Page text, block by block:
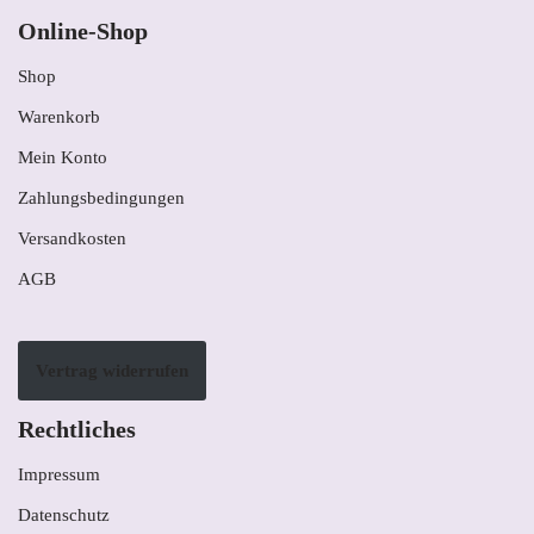
Online-Shop
Shop
Warenkorb
Mein Konto
Zahlungsbedingungen
Versandkosten
AGB
Rechtliches
Impressum
Datenschutz